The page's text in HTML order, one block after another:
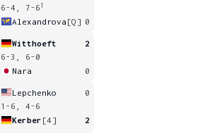
6-4, 7-6 1
Alexandrova [Q] 0
Witthoeft
2
6-3, 6-0
Nara
0
Lepchenko
0
1-6, 4-6
Kerber [4] 2